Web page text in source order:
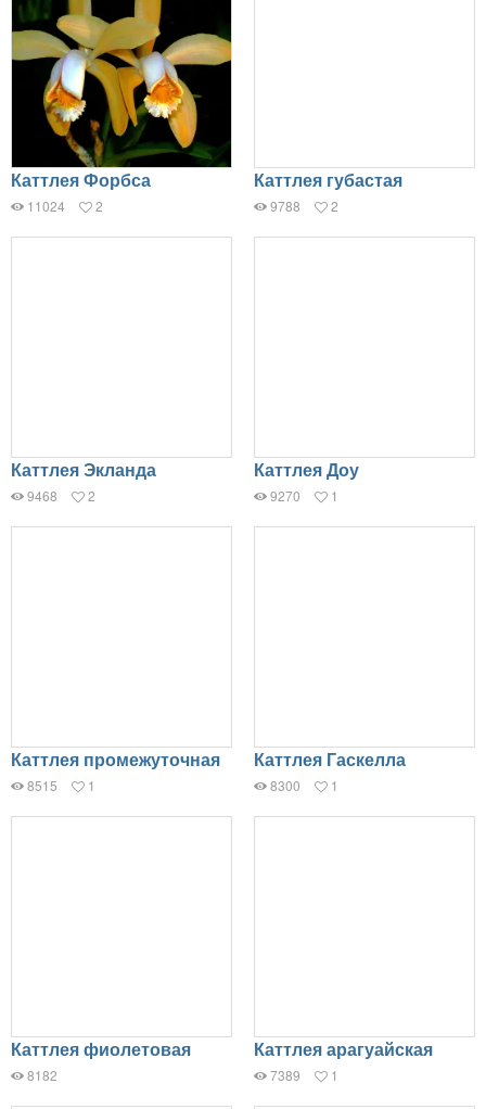
Каттлея Форбса
11024 2
Каттлея губастая
9788 2
Каттлея Экланда
9468 2
Каттлея Доу
9270 1
Каттлея промежуточная
8515 1
Каттлея Гаскелла
8300 1
Каттлея фиолетовая
8182
Каттлея арагуайская
7389 1